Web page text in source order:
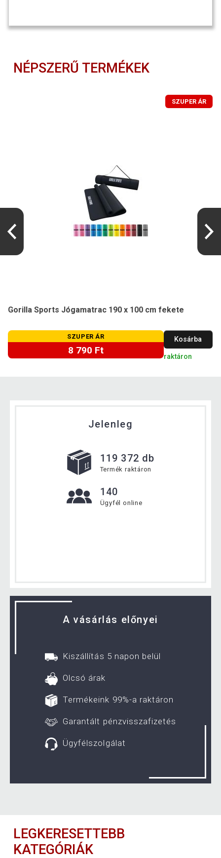
NÉPSZERŰ TERMÉKEK
SZUPER ÁR
Gorilla Sports Jógamatrac 190 x 100 cm fekete
SZUPER ÁR
8 790 Ft
Kosárba
raktáron
Jelenleg
119 372 db
Termék raktáron
140
Ügyfél online
A vásárlás előnyei
Kiszállítás 5 napon belül
Olcsó árak
Termékeink 99%-a raktáron
Garantált pénzvisszafizetés
Ügyfélszolgálat
LEGKERESETTEBB
KATEGÓRIÁK